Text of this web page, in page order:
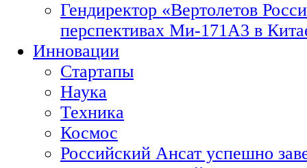
Гендиректор «Вертолетов
перспективах Ми-171А3 в
Инновации
Стартапы
Наука
Техника
Космос
Российский Ансат успешно